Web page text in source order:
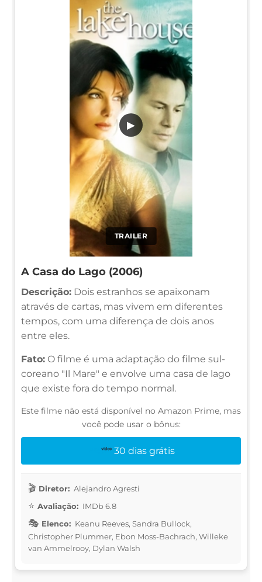
TRAILER
▶
A Casa do Lago (2006)
Descrição: Dois estranhos se apaixonam
através de cartas, mas vivem em diferentes
tempos, com uma diferença de dois anos
entre eles.
Fato: O filme é uma adaptação do filme sul-
coreano "Il Mare" e envolve uma casa de lago
que existe fora do tempo normal.
Este filme não está disponível no Amazon Prime, mas
você pode usar o bônus:
30 dias grátis
Diretor: Alejandro Agresti
Avaliação: IMDb 6.8
Elenco: Keanu Reeves, Sandra Bullock,
Christopher Plummer, Ebon Moss-Bachrach, Willeke
van Ammelrooy, Dylan Walsh